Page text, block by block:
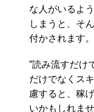
な人がいるよ
しまうと、そ
付かされます。
”読み流すだけ
だけでなくス
慮すると、稼
いかもしれませ